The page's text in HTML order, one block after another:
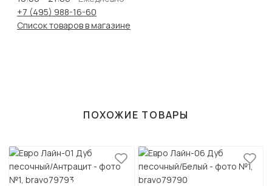
+7 (495) 988-16-60
Список товаров в магазине
ПОХОЖИЕ ТОВАРЫ